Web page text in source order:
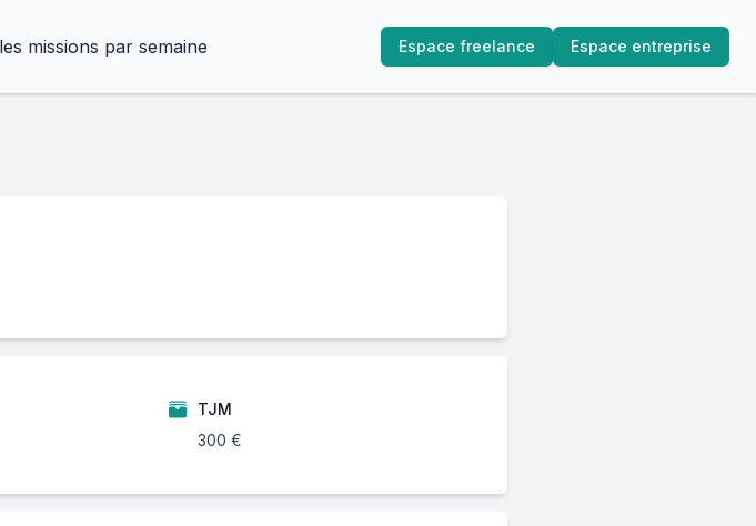
missions par semaine Espace freelance Espace entreprise
TJM
300 €